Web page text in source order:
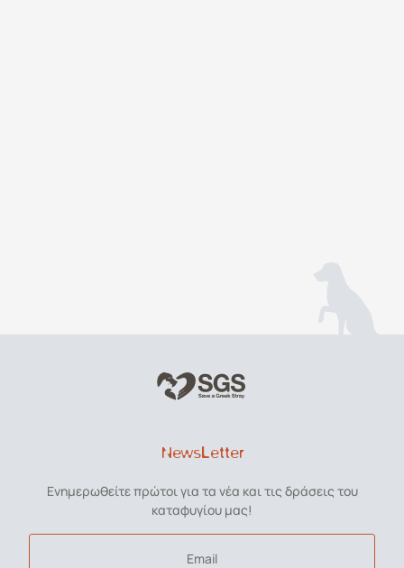
NewsLetter
Ενημερωθείτε πρώτοι για τα νέα και τις δράσεις του
καταφυγίου μας!
Email